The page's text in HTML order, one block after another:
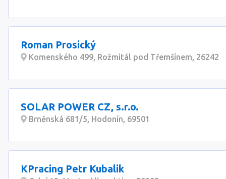
Roman Prosický
Komenského 499, Rožmitál pod Třemšínem, 26242
SOLAR POWER CZ, s.r.o.
Brněnská 681/5, Hodonín, 69501
KPracing Petr Kubalik